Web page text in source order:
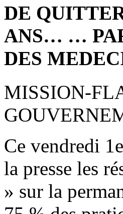
DE
ANS… …
DES
MISSION-
Ce vendredi
la presse les
» sur la